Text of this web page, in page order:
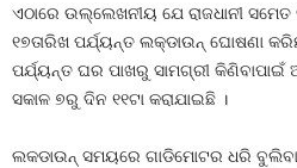
ଏଠାରେ ଉଲ୍ଲେଖନୀୟ ଯେ ରାଜଧାନୀ
୧୭ତାରିଖ ପର୍ଯ୍ୟନ୍ତ ଲକ୍‍ଡାଉନ୍‍ ଘୋଷଣା
ପର୍ଯ୍ୟନ୍ତ ଘର ପାଖରୁ ସାମଗ୍ରୀ କିଣିବାପାଇଁ
ସକାଳ ୭ରୁ ଦିନ ୧୧ଟା କରାଯାଇଛି ।
ଲକଡାଉନ୍‍ ସମୟରେ ଗାଡିମୋଟର ଧରି